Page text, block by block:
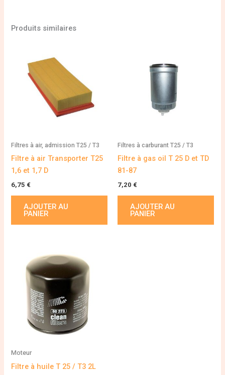
Produits similaires
Filtres à air, admission T25 / T3
Filtre à air Transporter T25
1,6 et 1,7 D
6,75 €
AJOUTER AU
PANIER
Filtres à carburant T25 / T3
Filtre à gas oil T 25 D et TD
81-87
7,20 €
AJOUTER AU
PANIER
Moteur
Filtre à huile T 25 / T3 2L